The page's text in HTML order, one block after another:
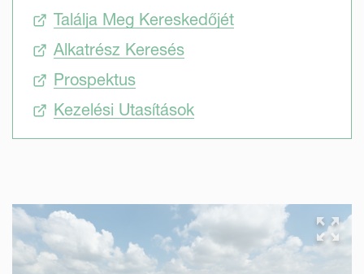
Találja Meg Kereskedőjét
Alkatrész Keresés
Prospektus
Kezelési Utasítások